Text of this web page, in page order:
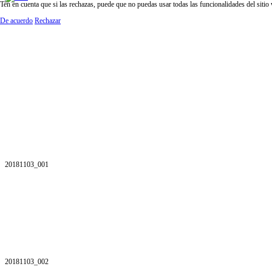
20181103_001
20181103_002
Ten en cuenta que si las rechazas, puede que no puedas usar todas las funcionalidades del sitio
De acuerdo Rechazar